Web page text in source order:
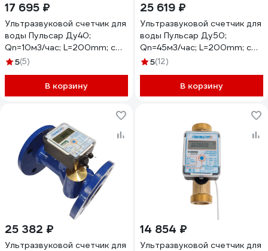
17 695 ₽
Ультразвуковой счетчик для
воды Пульсар Ду40;
Qn=10м3/чac; L=200mm; с
имп. выходом; Тmax=105С;
5(5)
В корзину
25 619 ₽
Ультразвуковой счетчик для
воды Пульсар Ду50;
Qn=45м3/час; L=200mm; с
имп. выходом; Тmax=105С;
5(12)
В корзину
25 382 ₽
Ультразвуковой счетчик для
14 854 ₽
Ультразвуковой счетчик для